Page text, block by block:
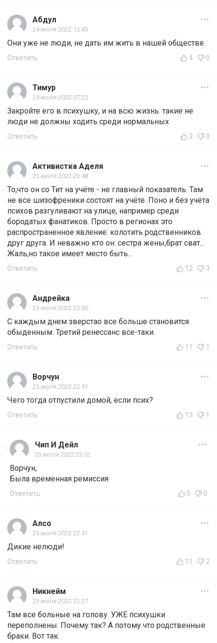
Абдул
24 июля 2022 15:43
Они уже не люди, не дать им жить в нашей обществе.
Ответить 4 0
Тимур
24 июля 2022 07:22
Закройте его в психушку, и на всю жизнь. такие не
люди не должны ходить среди нормальных
Ответить 3 0
Активистка Аделя
23 июля 2022 23:48
То,что он со Тит на учёте - не главный показатель. Там
не все шизофреники состоят на учёте. Поно и без учёта
психов разгуливают на улице, например среди
бородатых фанатиков. Просто в регионах это
распространенное явление: колотить родственников
друг друга. И неважно кто он: сестра жены,брат сват...
Жаль,но такое имеет место быть...
Ответить 12 3
Андрейка
23 июля 2022 23:00
С каждым днем зверстао все больше становится
обыденным. Третий ренессанс все-таки.
Ответить 11 1
Ворчун
23 июля 2022 22:41
Чего тогда отпустили домой, если псих?
Ответить 13 1
Чип И Дейл
23 июля 2022 23:52
Ворчун,
Была временная ремиссия
Ответить 5 0
Алсо
23 июля 2022 22:41
Дикие нелюди!
Ответить 11 2
Никнейм
23 июля 2022 22:27
Там все больные на голову. УЖЕ психушки
переполнены. Почему так? А потому что родственные
браки. Вот так.